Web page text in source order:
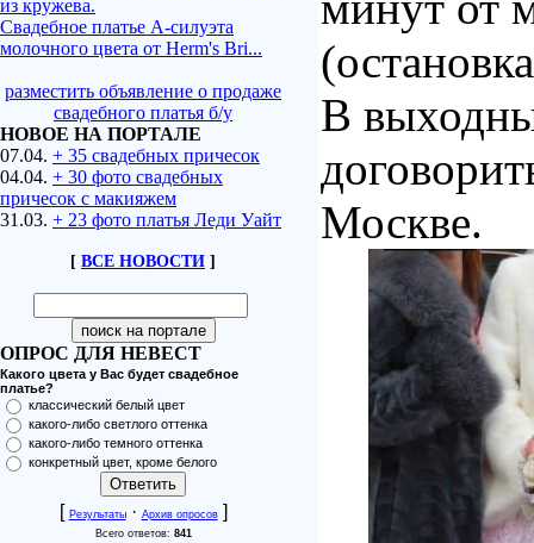
из кружева.
Свадебное платье А-силуэта
молочного цвета от Herm's Bri...
разместить объявление о продаже
свадебного платья б/у
НОВОЕ НА ПОРТАЛЕ
07.04. + 35 свадебных причесок
04.04. + 30 фото свадебных
причесок с макияжем
31.03. + 23 фото платья Леди Уайт
[ ВСЕ НОВОСТИ ]
ОПРОС ДЛЯ НЕВЕСТ
Какого цвета у Вас будет свадебное
платье?
классический белый цвет
какого-либо светлого оттенка
какого-либо темного оттенка
конкретный цвет, кроме белого
[ Результаты· Архив опросов]
Всего ответов: 841
В
Москве.